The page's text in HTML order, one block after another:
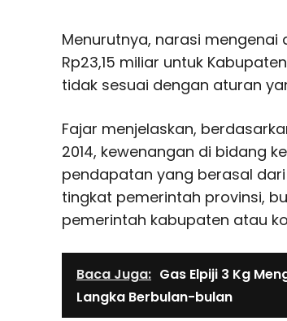
Menurutnya, narasi mengenai
Rp23,15 miliar untuk
tidak sesuai dengan aturan
Fajar menjelaskan,
2014, kewenangan di bidang
pendapatan yang berasal
tingkat pemerintah provinsi,
pemerintah kabupaten atau
Baca Juga: Gas Elpiji 3 Kg
Langka Berbulan-bulan